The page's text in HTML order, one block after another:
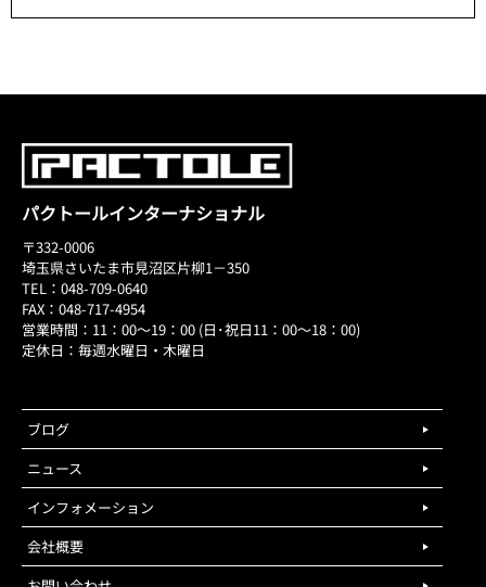
パクトールインターナショナル
〒332-0006
埼玉県さいたま市見沼区片柳1－350
TEL：048-709-0640
FAX：048-717-4954
営業時間：11：00～19：00 (日･祝日11：00～18：00)
定休日：毎週水曜日・木曜日
ブログ
ニュース
インフォメーション
会社概要